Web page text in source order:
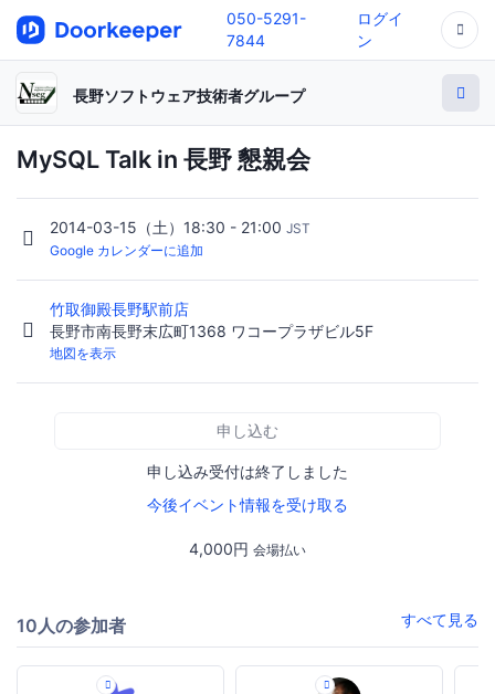
050-5291-
7844
ログイ
ン
長野ソフトウェア技術者グループ
MySQL Talk in 長野 懇親会
2014-03-15（土）18:30 - 21:00 JST
Google カレンダーに追加
竹取御殿長野駅前店
長野市南長野末広町1368 ワコープラザビル5F
地図を表示
申し込む
申し込み受付は終了しました
今後イベント情報を受け取る
4,000円 会場払い
10人の参加者 すべて見る